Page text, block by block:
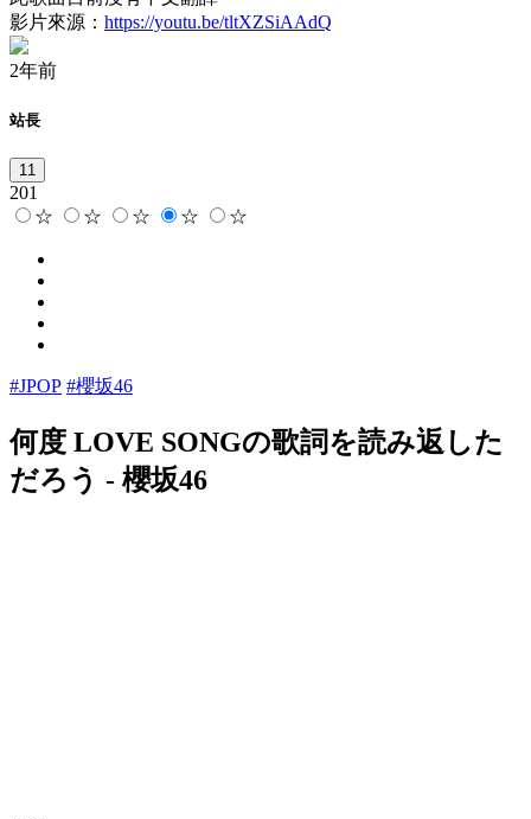
影片來源： https://youtu.be/tltXZSiAAdQ
2年前
站長
11
201
☆
☆ ☆ ☆ ☆
#JPOP #櫻坂46
何度 LOVE SONGの歌詞を読み返した
だろう - 櫻坂46